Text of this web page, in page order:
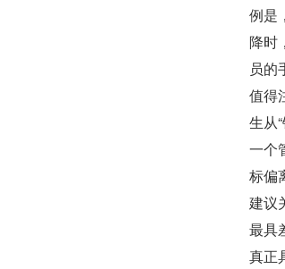
例是
降时
员的
值得
生从
一个
标偏
建议
最具
真正